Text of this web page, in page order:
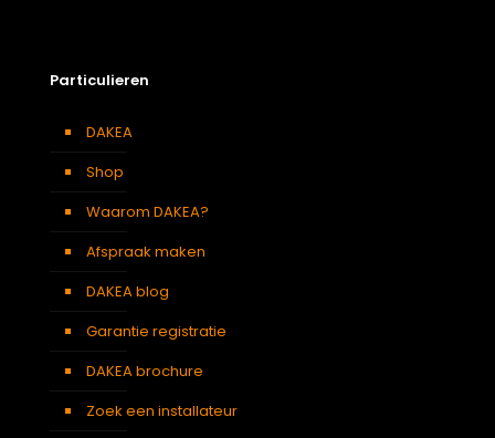
Particulieren
DAKEA
Shop
Waarom DAKEA?
Afspraak maken
DAKEA blog
Garantie registratie
DAKEA brochure
Zoek een installateur